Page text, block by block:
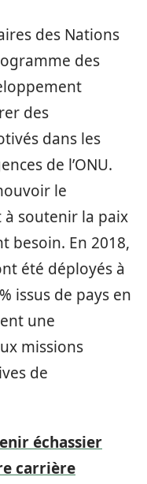
des Nations
des
des
dans les
de l’ONU.
le
soutenir la paix
besoin. En 2018,
été déployés à
issus de pays en
une
missions
de
échassier
carrière